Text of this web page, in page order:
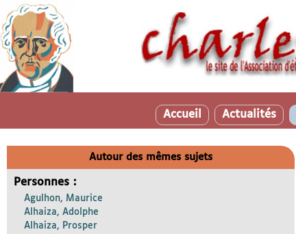
Accueil Actualités
Autour des mêmes sujets
Personnes :
Agulhon, Maurice
Alhaiza, Adolphe
Alhaiza, Prosper